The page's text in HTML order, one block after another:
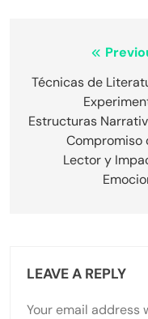
Post
Técnicas de
Estructuras
Compromiso
Lector y
LEAVE A REPLY
Your email address